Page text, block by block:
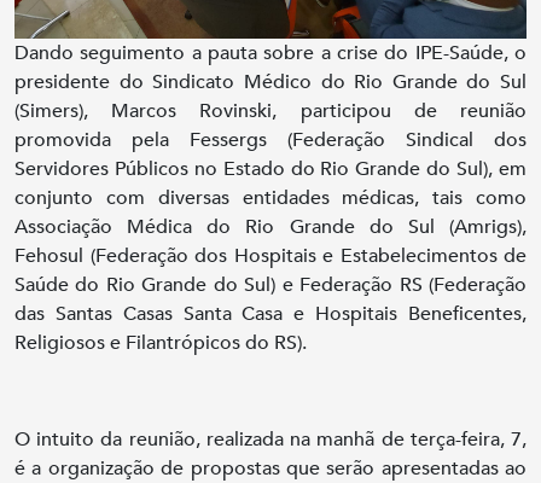
Dando seguimento a pauta sobre a crise do IPE-Saúde, o
presidente do Sindicato Médico do Rio Grande do Sul
(Simers), Marcos Rovinski, participou de reunião
promovida pela Fessergs (Federação Sindical dos
Servidores Públicos no Estado do Rio Grande do Sul), em
conjunto com diversas entidades médicas, tais como
Associação Médica do Rio Grande do Sul (Amrigs),
Fehosul (Federação dos Hospitais e Estabelecimentos de
Saúde do Rio Grande do Sul) e Federação RS (Federação
das Santas Casas Santa Casa e Hospitais Beneficentes,
Religiosos e Filantrópicos do RS).
O intuito da reunião, realizada na manhã de terça-feira, 7,
é a organização de propostas que serão apresentadas ao